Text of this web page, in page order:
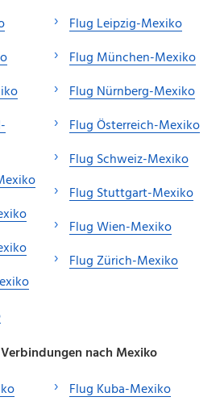
Flug Leipzig-Mexiko
Flug München-Mexiko
Flug Nürnberg-Mexiko
Flug Österreich-Mexiko
Flug Schweiz-Mexiko
Flug Stuttgart-Mexiko
Flug Wien-Mexiko
Flug Zürich-Mexiko
nach Mexiko
Flug Kuba-Mexiko